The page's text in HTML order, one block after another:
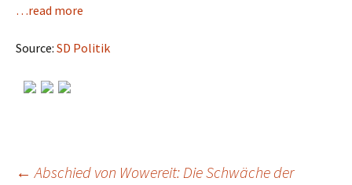
…read more
Source: SD Politik
← Abschied von Wowereit: Die Schwäche der